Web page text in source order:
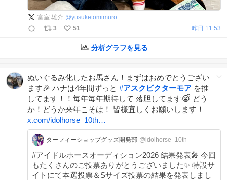
富室 雄介 @yusuketomimuro
3
51 昨日 11:53
分析グラフを見る
ぬいぐるみ化したお馬さん！まずはおめでとうござい
ます🎉 ハナは4年間ずっと #アスクビクターモア を推
してます！！毎年毎年期待して 落胆してます😭ᩚ どう
か！どうか来年こそは！ 皆様宜しくお願いします！
x.com/idolhorse_10th…
ターフィーショップグッズ開発部 @idolhorse_10th
#アイドルホースオーディション2026 結果発表🎤 今回
もたくさんのご投票ありがとうございました✨ 特設サ
イトにて本選投票＆Sサイズ投票の結果を発表しまし